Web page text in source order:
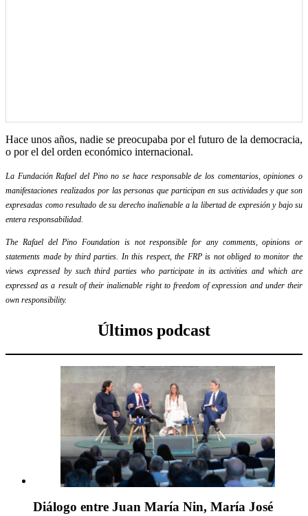
Hace unos años, nadie se preocupaba por el futuro de la democracia,
o por el del orden económico internacional.
La Fundación Rafael del Pino no se hace responsable de los comentarios, opiniones o
manifestaciones realizados por las personas que participan en sus actividades y que son
expresadas como resultado de su derecho inalienable a la libertad de expresión y bajo su
entera responsabilidad.
The Rafael del Pino Foundation is not responsible for any comments, opinions or
statements made by third parties. In this respect, the FRP is not obliged to monitor the
views expressed by such third parties who participate in its activities and which are
expressed as a result of their inalienable right to freedom of expression and under their
own responsibility.
Últimos podcast
Diálogo entre Juan María Nin, María José